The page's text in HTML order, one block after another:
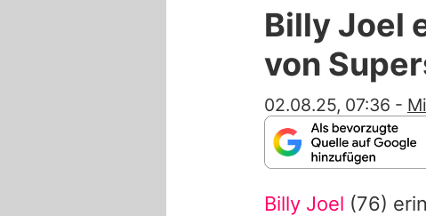
Billy Joel
von
02.08.25, 07:36 -
Billy Joel (76)